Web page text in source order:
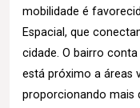
mobilidade é
Espacial, que
cidade. O bairro
está próximo a áreas
proporcionando mais